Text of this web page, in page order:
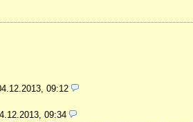
09:12
09:34